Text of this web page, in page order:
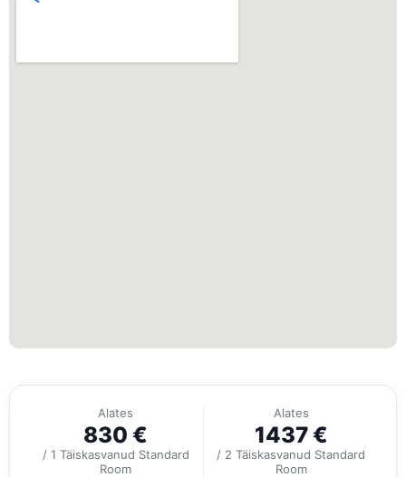
Alates
830 €
/ 1 Täiskasvanud Standard
Room
Alates
1437 €
/ 2 Täiskasvanud Standard
Room